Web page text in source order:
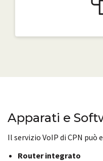
Apparati e
Il servizio VoIP di CPN
Router integrato